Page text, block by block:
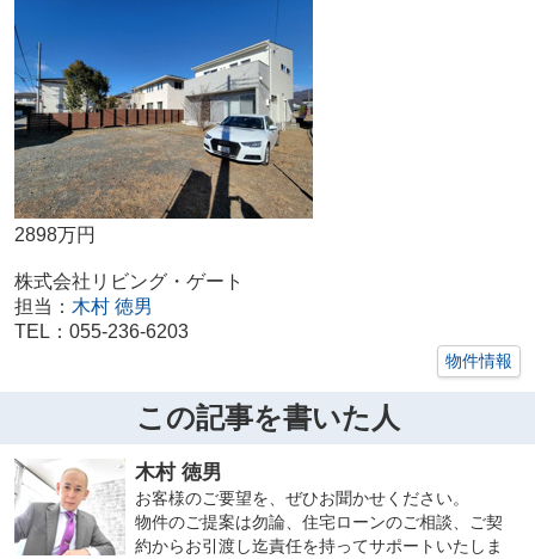
2898万円
株式会社リビング・ゲート
担当： 木村 徳男
TEL：055-236-6203
物件情報
この記事を書いた人
木村 徳男
お客様のご要望を、ぜひお聞かせください。
物件のご提案は勿論、住宅ローンのご相談、ご契
約からお引渡し迄責任を持ってサポートいたしま